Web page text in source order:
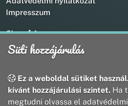
Impresszum
Kapcsolat
+36 20 211 1888
webmaster@utirany.hu
8419 Csesznek, Vasút u.18.
Süti hozzájárulás
Ez a weboldal sütiket
kívánt hozzájárulási szintet. Ha
megtudni olvassa el